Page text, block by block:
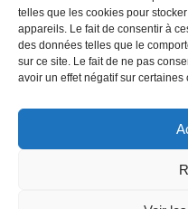
telles que les cookies pour
appareils. Le fait de consentir à
des données telles que le
sur ce site. Le fait de ne pas
avoir un effet négatif sur
Mouais, le
édité par
settings.